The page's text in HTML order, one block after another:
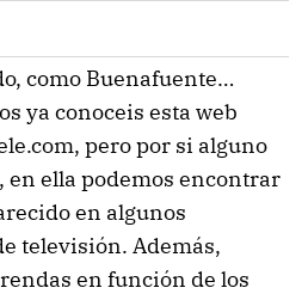
como Buenafuente…
ya conoceis esta web
pero por si alguno
en ella podemos encontrar
en algunos
televisión. Además,
en función de los